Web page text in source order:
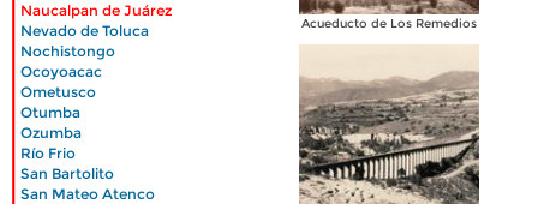
Naucalpan de Juárez
Nevado de Toluca
Nochistongo
Ocoyoacac
Ometusco
Otumba
Ozumba
Río Frio
San Bartolito
San Mateo Atenco
Acueducto de Los Remedios